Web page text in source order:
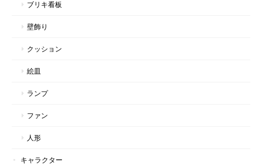
ブリキ看板
壁飾り
クッション
絵皿
ランプ
ファン
人形
キャラクター